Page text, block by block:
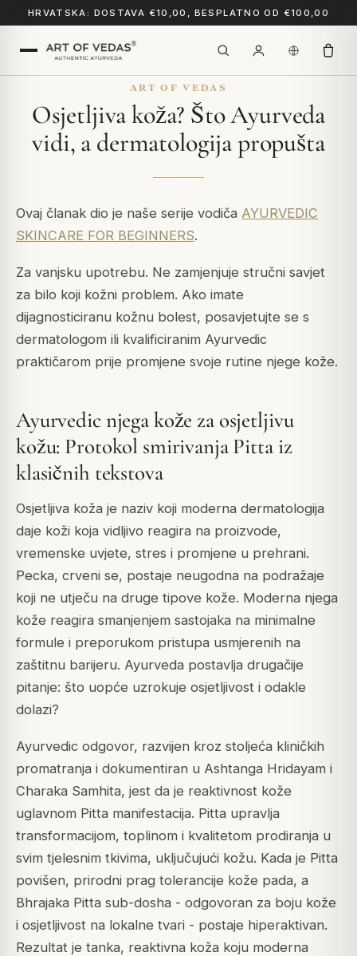
HRVATSKA: DOSTAVA €10,00, BESPLATNO OD €100,00
ART OF VEDAS
Osjetljiva koža? Što Ayurveda
vidi, a dermatologija propušta
Ovaj članak dio je naše serije vodiča AYURVEDIC
SKINCARE FOR BEGINNERS.
Za vanjsku upotrebu. Ne zamjenjuje stručni savjet
za bilo koji kožni problem. Ako imate
dijagnosticiranu kožnu bolest, posavjetujte se s
dermatologom ili kvalificiranim Ayurvedic
praktičarom prije promjene svoje rutine njege kože.
Ayurvedic njega kože za osjetljivu
kožu: Protokol smirivanja Pitta iz
klasičnih tekstova
Osjetljiva koža je naziv koji moderna dermatologija
daje koži koja vidljivo reagira na proizvode,
vremenske uvjete, stres i promjene u prehrani.
Pecka, crveni se, postaje neugodna na podražaje
koji ne utječu na druge tipove kože. Moderna njega
kože reagira smanjenjem sastojaka na minimalne
formule i preporukom pristupa usmjerenih na
zaštitnu barijeru. Ayurveda postavlja drugačije
pitanje: što uopće uzrokuje osjetljivost i odakle
dolazi?
Ayurvedic odgovor, razvijen kroz stoljeća kliničkih
promatranja i dokumentiran u Ashtanga Hridayam i
Charaka Samhita, jest da je reaktivnost kože
uglavnom Pitta manifestacija. Pitta upravlja
transformacijom, toplinom i kvalitetom prodiranja u
svim tjelesnim tkivima, uključujući kožu. Kada je Pitta
povišen, prirodni prag tolerancije kože pada, a
Bhrajaka Pitta sub-dosha - odgovoran za boju kože
i osjetljivost na lokalne tvari - postaje hiperaktivan.
Rezultat je tanka, reaktivna koža koju moderna